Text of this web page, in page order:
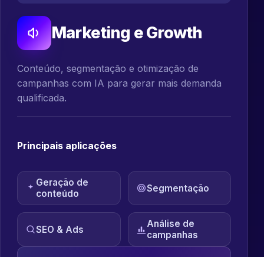
Marketing e Growth
Conteúdo, segmentação e otimização de
campanhas com IA para gerar mais demanda
qualificada.
Principais aplicações
Geração de
conteúdo
Segmentação
SEO & Ads
Análise de
campanhas